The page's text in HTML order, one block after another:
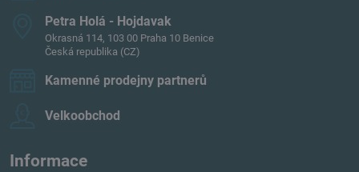
Petra Holá - Hojdavak
Okrasná 114, 103 00 Praha 10 Benice
Česká republika (CZ)
Kamenné prodejny partnerů
Velkoobchod
Informace